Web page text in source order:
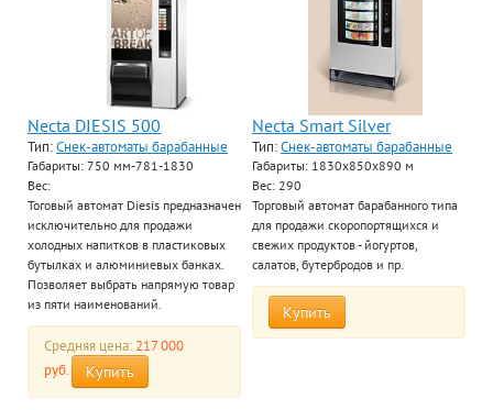
Necta DIESIS 500
Тип:Снек-автоматы барабанные
Габариты: 750 мм-781-1830
Вес:
Тоговый автомат Diesis предназначен
исключительно для продажи
холодных напитков в пластиковых
бутылках и алюминиевых банках.
Позволяет выбрать напрямую товар
из пяти наименований.
Средняя цена: 217 000
руб.
Купить
Necta Smart Silver
Тип:Снек-автоматы барабанные
Габариты: 1830х850х890 м
Вес: 290
Торговый автомат барабанного типа
для продажи скоропортящихся и
свежих продуктов - йогуртов,
салатов, бутербродов и пр.
Купить